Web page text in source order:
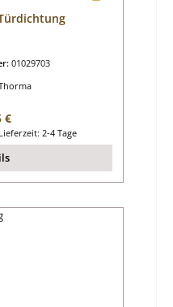
01029703
Preis:
€
2-4 Tage